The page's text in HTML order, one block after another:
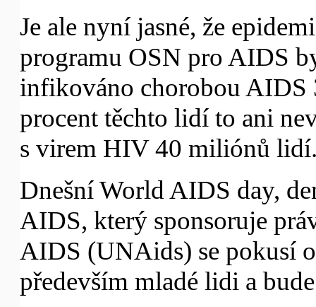
Je ale nyní jasné, že
programu OSN pro AIDS
infikováno chorobou
procent těchto lidí to ani
s virem HIV 40 miliónů
Dnešní World AIDS day,
AIDS, který sponsoruje
AIDS (UNAids) se pokusí
především mladé lidi a